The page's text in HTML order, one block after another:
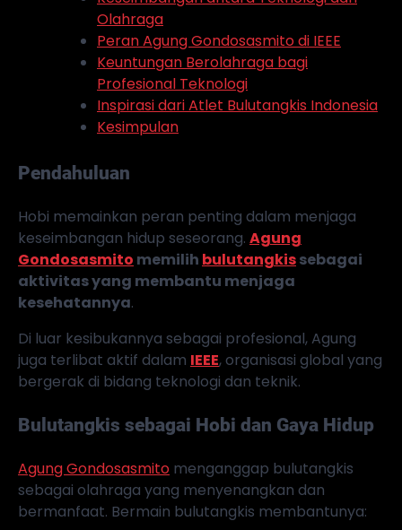
Olahraga
Peran Agung Gondosasmito di IEEE
Keuntungan Berolahraga bagi
Profesional Teknologi
Inspirasi dari Atlet Bulutangkis Indonesia
Kesimpulan
Pendahuluan
Hobi memainkan peran penting dalam menjaga
keseimbangan hidup seseorang. Agung
Gondosasmito memilih bulutangkissebagai
aktivitas yang membantu menjaga
kesehatannya.
Di luar kesibukannya sebagai profesional, Agung
juga terlibat aktif dalam IEEE, organisasi global yang
bergerak di bidang teknologi dan teknik.
Bulutangkis sebagai Hobi dan Gaya Hidup
Agung Gondosasmito menganggap bulutangkis
sebagai olahraga yang menyenangkan dan
bermanfaat. Bermain bulutangkis membantunya: